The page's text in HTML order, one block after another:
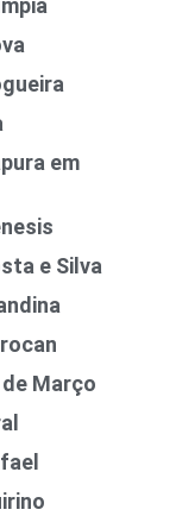
em
e Silva
Março